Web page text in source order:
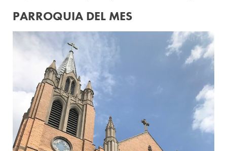
PARROQUIA DEL MES